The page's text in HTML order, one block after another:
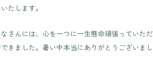
たします。
さんには、心を一つに一生懸命頑張っていただ
きました。暑い中本当にありがとうございまし